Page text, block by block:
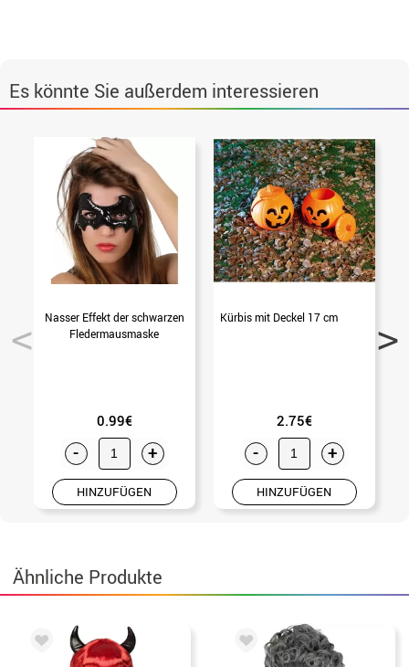
Es könnte Sie außerdem interessieren
Nasser Effekt der schwarzen
Fledermausmaske
0.99€
- +
HINZUFÜGEN
Kürbis mit Deckel 17 cm
2.75€
- +
HINZUFÜGEN
Ähnliche Produkte